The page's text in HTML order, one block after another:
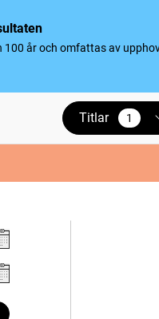
år och omfattas av
Titlar 1
vald